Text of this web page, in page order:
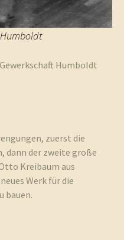
Humboldt
zuerst die
der zweite große
Kreibaum aus
Werk für die
bauen.